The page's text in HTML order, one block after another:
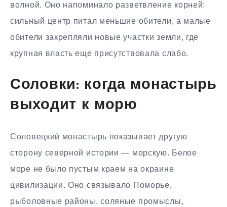
волной. Оно напоминало разветвление корней:
сильный центр питал меньшие обители, а малые
обители закрепляли новые участки земли, где
крупная власть еще присутствовала слабо.
Соловки: когда монастырь
выходит к морю
Соловецкий монастырь показывает другую
сторону северной истории — морскую. Белое
море не было пустым краем на окраине
цивилизации. Оно связывало Поморье,
рыболовные районы, соляные промыслы,